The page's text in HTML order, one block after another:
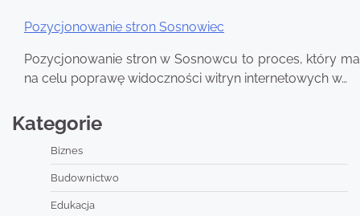
Pozycjonowanie stron Sosnowiec
Pozycjonowanie stron w Sosnowcu to proces, który ma
na celu poprawę widoczności witryn internetowych w…
Kategorie
Biznes
Budownictwo
Edukacja